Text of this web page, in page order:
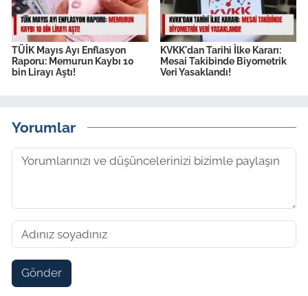
TÜİK Mayıs Ayı Enflasyon
Raporu: Memurun Kaybı 10
bin Lirayı Aştı!
KVKK'dan Tarihi İlke Kararı:
Mesai Takibinde Biyometrik
Veri Yasaklandı!
Yorumlar
Gönder